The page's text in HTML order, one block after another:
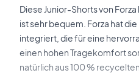
Diese Junior-Shorts von
ist sehr bequem. Forza hat die
integriert, die für eine
einen hohen Tragekomfort
natürlich aus 100 %